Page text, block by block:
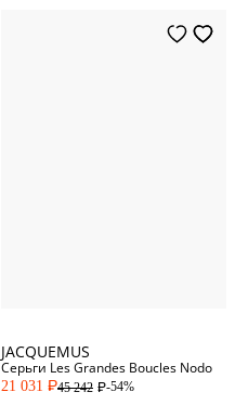
JACQUEMUS
Серьги Les Grandes Boucles Nodo
21 031 P45 242 P-54%